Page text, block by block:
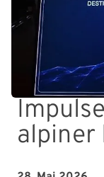
alpiner